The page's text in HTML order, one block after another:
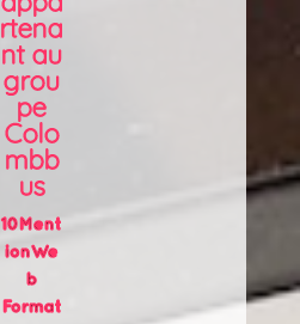
rtena
nt au
grou
pe
Colo
mbb
us
10Ment
ionWe
b
Format